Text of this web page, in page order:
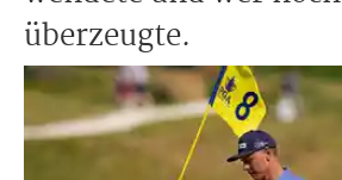
überzeugte.